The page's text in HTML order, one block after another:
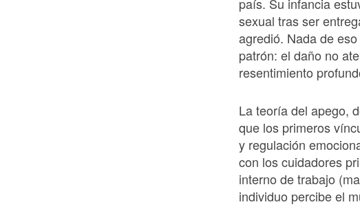
sexual tras ser
agredió. Nada de
patrón: el daño no
resentimiento
La teoría del apego,
que los primeros
y regulación
con los cuidadores
interno de trabajo
individuo percibe el